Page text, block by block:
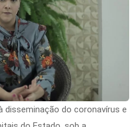
do coronavírus e